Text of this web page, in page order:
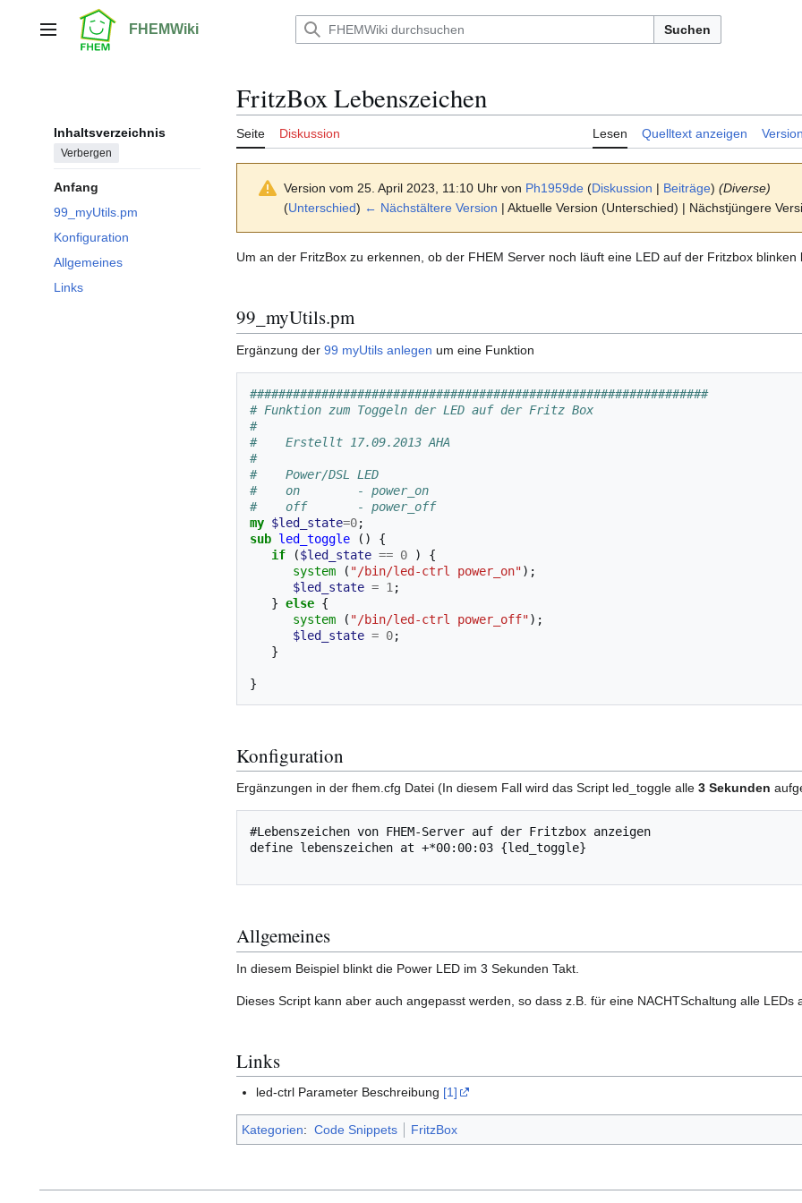
springenHauptmenü FHEMWiki Suchen
Inhaltsverzeichnis
Verbergen
Anfang
99_myUtils.pm
Konfiguration
Allgemeines
Links
FritzBox Lebenszeichen
Seite Diskussion Lesen Quelltext anzeigen
Version vom 25. April 2023, 11:10 Uhr von Ph1959de (Diskussion | Beiträge) (Diverse)
(Unterschied) ← Nächstältere Version | Aktuelle Version (Unterschied) | Nächstjüngere
Um an der FritzBox zu erkennen, ob der FHEM Server noch läuft eine LED auf der Fritzbox blinken
99_myUtils.pm
Ergänzung der 99 myUtils anlegen um eine Funktion
################################################################
# Funktion zum Toggeln der LED auf der Fritz Box
#
#    Erstellt 17.09.2013 AHA
#
#    Power/DSL LED
#    on        - power_on
#    off       - power_off
my $led_state=0;
sub led_toggle ()
{
if
($led_state == 0 )
{
system
( "/bin/led-ctrl power_on");
$led_state = 1 ;
} else {
system
( "/bin/led-ctrl power_off");
$led_state = 0;
}
}
Konfiguration
Ergänzungen in der fhem.cfg Datei (In diesem Fall wird das Script led_toggle alle 3 Sekunden
#Lebenszeichen von FHEM-Server auf der Fritzbox anzeigen
define lebenszeichen at +*00:00:03 {led_toggle}
Allgemeines
In diesem Beispiel blinkt die Power LED im 3 Sekunden Takt.
Dieses Script kann aber auch angepasst werden, so dass z.B. für eine NACHTSchaltung alle LEDs
Links
led-ctrl Parameter Beschreibung [1]
Kategorien: Code Snippets FritzBox